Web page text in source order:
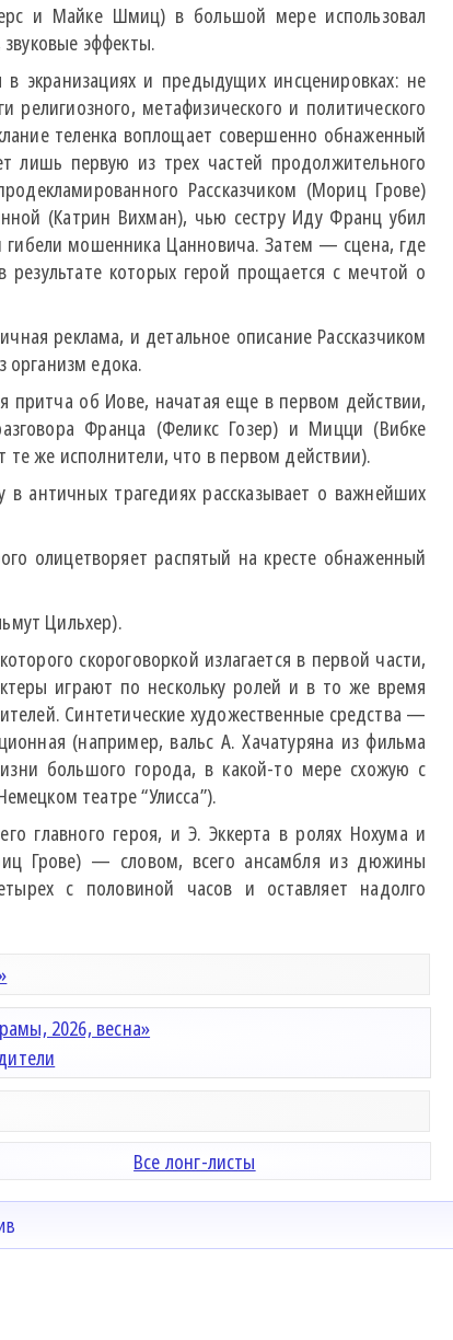
и Майке Шмиц) в большой мере использовал
эффекты.
экранизациях и предыдущих инсценировках: не
метафизического и политического
теленка воплощает совершенно обнаженный
лишь первую из трех частей продолжительного
Рассказчиком (Мориц Грове)
(Катрин Вихман), чью сестру Иду Франц убил
гибели мошенника Цанновича. Затем — сцена, где
которых герой прощается с мечтой о
реклама, и детальное описание Рассказчиком
организм едока.
притча об Иове, начатая еще в первом действии,
Франца (Феликс Гозер) и Мицци (Вибке
же исполнители, что в первом действии).
античных трагедиях рассказывает о важнейших
олицетворяет распятый на кресте обнаженный
Цильхер).
скороговоркой излагается в первой части,
играют по нескольку ролей и в то же время
Синтетические художественные средства —
(например, вальс А. Хачатуряна из фильма
большого города, в какой-то мере схожую с
театре “Улисса”).
главного героя, и Э. Эккерта в ролях Нохума и
Грове) — словом, всего ансамбля из дюжины
с половиной часов и оставляет надолго
2026, весна»
Все лонг-листы